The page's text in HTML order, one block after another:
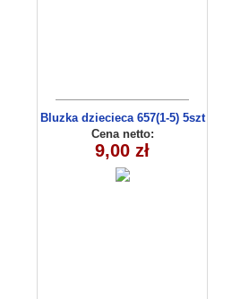
Bluzka dziecieca 657(1-5) 5szt
Cena netto:
9,00 zł